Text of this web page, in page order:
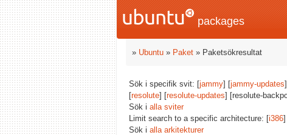
packages
» Ubuntu » Paket » Paketsökresultat
Sök i specifik svit: [jammy] [jammy-updates
[resolute] [resolute-updates] [resolute-
Sök i alla sviter
Limit search to a specific architecture: [i386
Sök i alla arkitekturer